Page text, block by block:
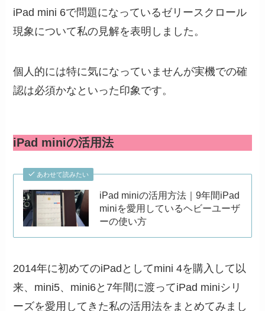
iPad mini 6で問題になっているゼリースクロール
現象について私の見解を表明しました。
個人的には特に気になっていませんが実機での確
認は必須かなといった印象です。
iPad miniの活用法
あわせて読みたい
iPad miniの活用方法｜9年間iPad
miniを愛用しているヘビーユーザ
ーの使い方
2014年に初めてのiPadとしてmini 4を購入して以
来、mini5、mini6と7年間に渡ってiPad miniシリ
ーズを愛用してきた私の活用法をまとめてみまし